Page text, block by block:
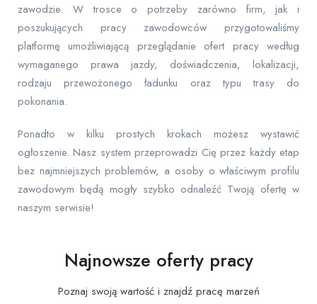
zawodzie. W trosce o potrzeby zarówno firm, jak i
poszukujących pracy zawodowców przygotowaliśmy
platformę umożliwiającą przeglądanie ofert pracy według
wymaganego prawa jazdy, doświadczenia, lokalizacji,
rodzaju przewożonego ładunku oraz typu trasy do
pokonania.
Ponadto w kilku prostych krokach możesz wystawić
ogłoszenie. Nasz system przeprowadzi Cię przez każdy etap
bez najmniejszych problemów, a osoby o właściwym profilu
zawodowym będą mogły szybko odnaleźć Twoją ofertę w
naszym serwisie!
Najnowsze oferty pracy
Poznaj swoją wartość i znajdź pracę marzeń